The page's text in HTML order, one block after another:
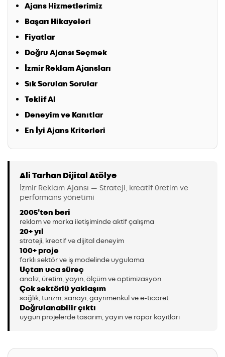
Ajans Hizmetlerimiz
Başarı Hikayeleri
Fiyatlar
Doğru Ajansı Seçmek
İzmir Reklam Ajansları
Sık Sorulan Sorular
Teklif Al
Deneyim ve Kanıtlar
En İyi Ajans Kriterleri
Ali Tarhan Dijital Atölye
İzmir Reklam Ajansı — Strateji, kreatif üretim ve
performans yönetimi
2005’ten beri
reklam ve marka iletişiminde aktif çalışma
20+ yıl
strateji, kreatif ve dijital deneyim
100+ proje
farklı sektör ve iş modelinde uygulama
Uçtan uca süreç
analiz, üretim, yayın, ölçüm ve optimizasyon
Çok sektörlü yaklaşım
sağlık, turizm, sanayi, gayrimenkul ve e-ticaret
Doğrulanabilir çıktı
uygun projelerde tasarım, yayın ve rapor kayıtları